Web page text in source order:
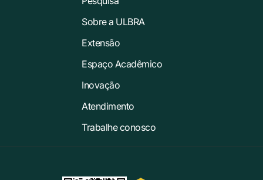
Sobre a ULBRA
Extensão
Espaço Acadêmico
Inovação
Atendimento
Trabalhe conosco